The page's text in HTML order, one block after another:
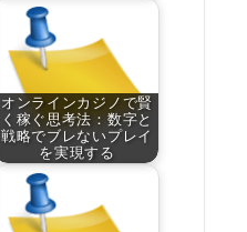
オンラインカジノで賢
く稼ぐ思考法：数字と
戦略でブレないプレイ
を実現する